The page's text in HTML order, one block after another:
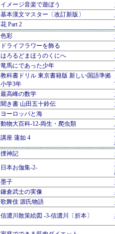
イメージ音楽で遊ぼう
基本漢文マスター〔改訂新版〕
花 Part 2
色彩
ドライフラワーを飾る
はろるどまほうのくにへ
竜馬にであった少年
教科書ドリル 東京書籍版 新しい国語準拠
小学3年
最高峰の数学
聞き書 山田五十鈴伝
ヨーロッパと海
動物大百科-12-両生・爬虫類
講座 蓮如 4
捜神記
日本お伽集-2-
墨子
鎌倉武士の実像
歌舞伎 源氏物語
信濃川散策絵図 -3-信濃川〔折本〕